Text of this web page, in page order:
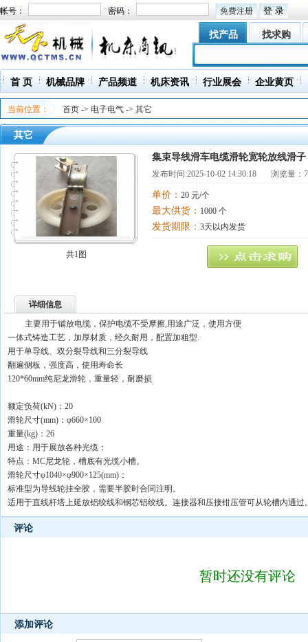
帐号： 密码： 免费注册
找产品 找求购
首 页 机械品牌 产品频道 机床资讯 行业展会 企业黄页
当前位置： 首页 -> 电子电气 -> 其它
其它
共1图
集束导线滑车电缆滑轮宽轮放线滑子
发布时间:2025-10-02 14:30:18 浏览量：
单价： 20 元/个
最大供货： 1000 个
发货期限： 3天以内发货
详细信息
主要用于铺放电缆，保护电缆不受摩擦,用途广泛，使用方便
一体式铸造工艺，加厚材质，经久耐用，配置加粗型.
用于单导线、双分裂导线和三分裂导线
翻遍侧板，强度高，使用寿命长
120*60mm纯尼龙滑轮，重量轻，耐磨损
额定负荷(kN)：20
滑轮尺寸(mm)：φ660×100
重量(kg)：26
用途：用于展放各种光缆；
特点：MC尼龙轮，槽底有光缆小槽。
滑轮尺寸φ1040×φ900×125(mm)；
标准型为导线轮挂全胶，需要半胶时合同注明。
适用于直线杆塔上延放铝绞线和钢芯铝绞线。连接器和压接钳压管可从轮槽内通
评论
暂时还没有评论
添加评论